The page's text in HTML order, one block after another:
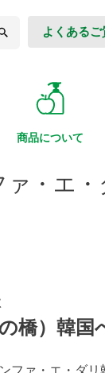
よくあるご
商品について
ァ・エ
橋）韓国
ァ・エ・ダリ